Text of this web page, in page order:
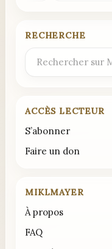
RECHERCHE
Rechercher
ACCÈS LECTEUR
S’abonner
Faire un don
MIKLMAYER
À propos
FAQ